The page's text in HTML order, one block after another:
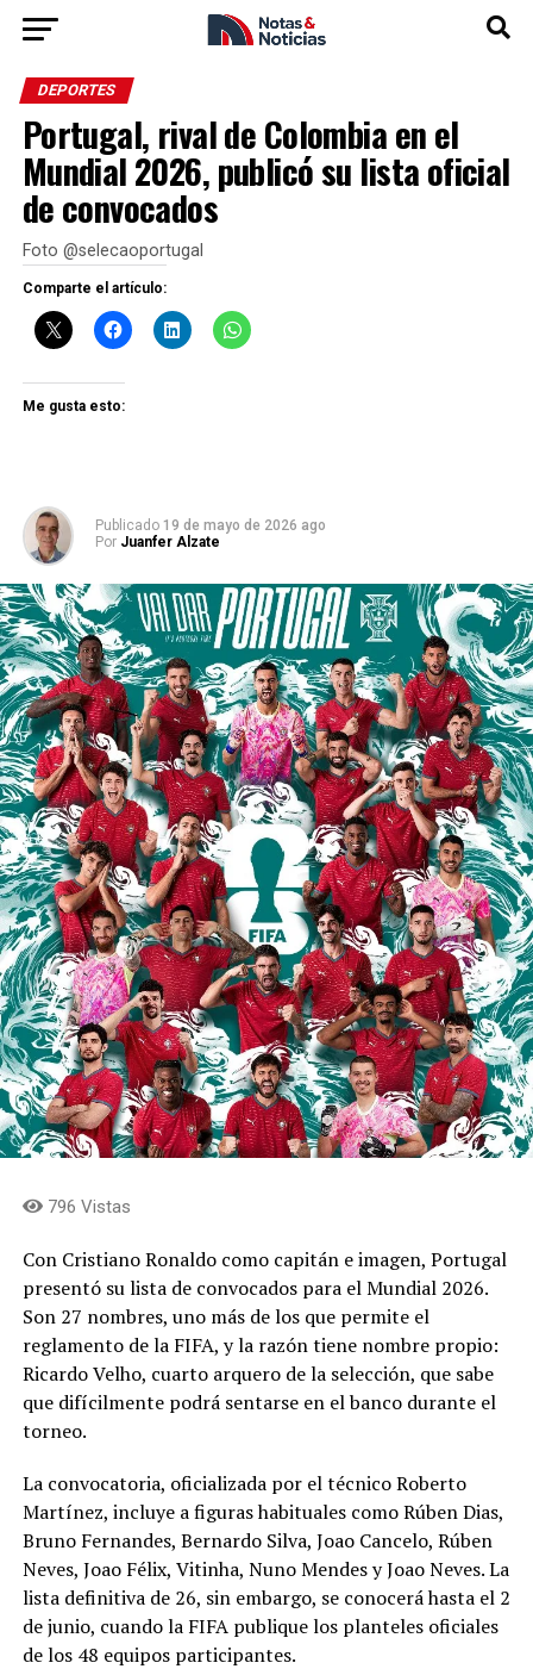
DEPORTES
Portugal, rival de Colombia en el
Mundial 2026, publicó su lista oficial
de convocados
Foto @selecaoportugal
Comparte el artículo:
Me gusta esto:
Publicado 19 de mayo de 2026 ago
Por Juanfer Alzate
796 Vistas
Con Cristiano Ronaldo como capitán e imagen, Portugal
presentó su lista de convocados para el Mundial 2026.
Son 27 nombres, uno más de los que permite el
reglamento de la FIFA, y la razón tiene nombre propio:
Ricardo Velho, cuarto arquero de la selección, que sabe
que difícilmente podrá sentarse en el banco durante el
torneo.
La convocatoria, oficializada por el técnico Roberto
Martínez, incluye a figuras habituales como Rúben Dias,
Bruno Fernandes, Bernardo Silva, Joao Cancelo, Rúben
Neves, Joao Félix, Vitinha, Nuno Mendes y Joao Neves. La
lista definitiva de 26, sin embargo, se conocerá hasta el 2
de junio, cuando la FIFA publique los planteles oficiales
de los 48 equipos participantes.